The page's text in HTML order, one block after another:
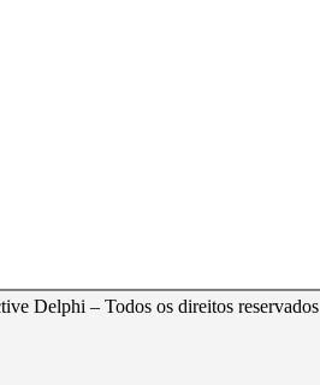
Delphi – Todos os direitos reservados